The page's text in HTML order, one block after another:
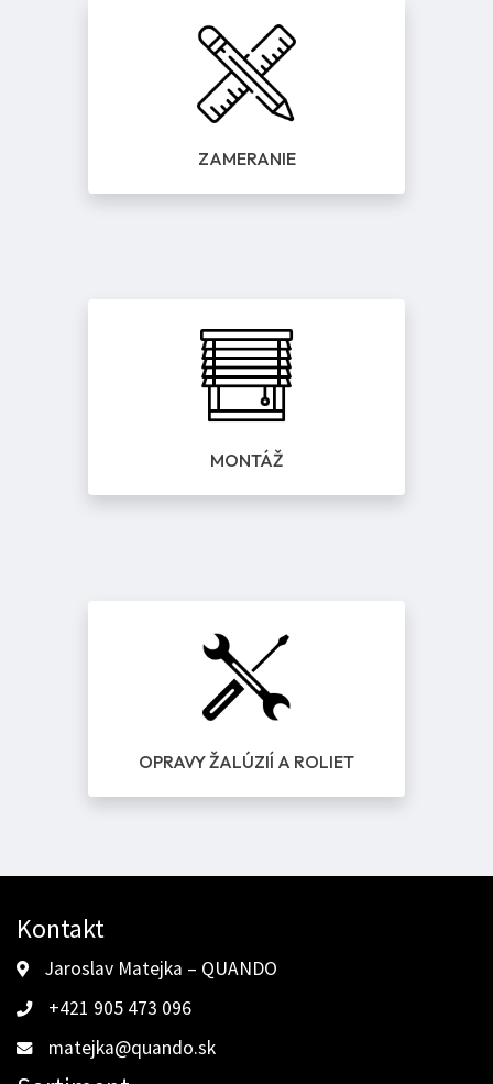
ZAMERANIE
MONTÁŽ
OPRAVY ŽALÚZIÍ A ROLIET
Kontakt
Jaroslav Matejka – QUANDO
+421 905 473 096
matejka@quando.sk